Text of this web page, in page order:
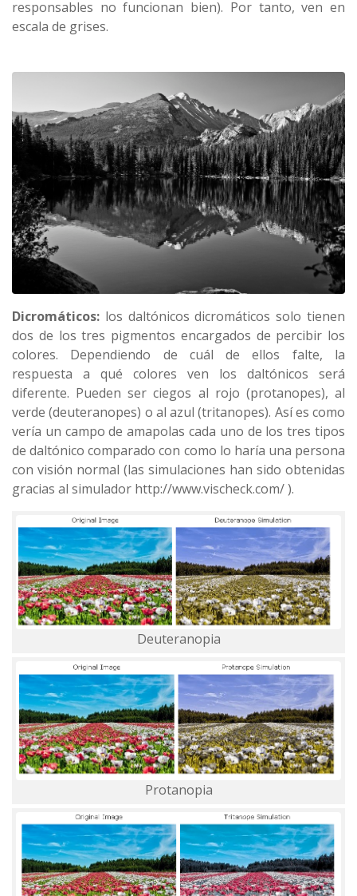
responsables no funcionan bien). Por tanto, ven en
escala de grises.
Dicromáticos: los daltónicos dicromáticos solo tienen
dos de los tres pigmentos encargados de percibir los
colores. Dependiendo de cuál de ellos falte, la
respuesta a qué colores ven los daltónicos será
diferente. Pueden ser ciegos al rojo (protanopes), al
verde (deuteranopes) o al azul (tritanopes). Así es como
vería un campo de amapolas cada uno de los tres tipos
de daltónico comparado con como lo haría una persona
con visión normal (las simulaciones han sido obtenidas
gracias al simulador http://www.vischeck.com/ ).
Deuteranopia
Protanopia